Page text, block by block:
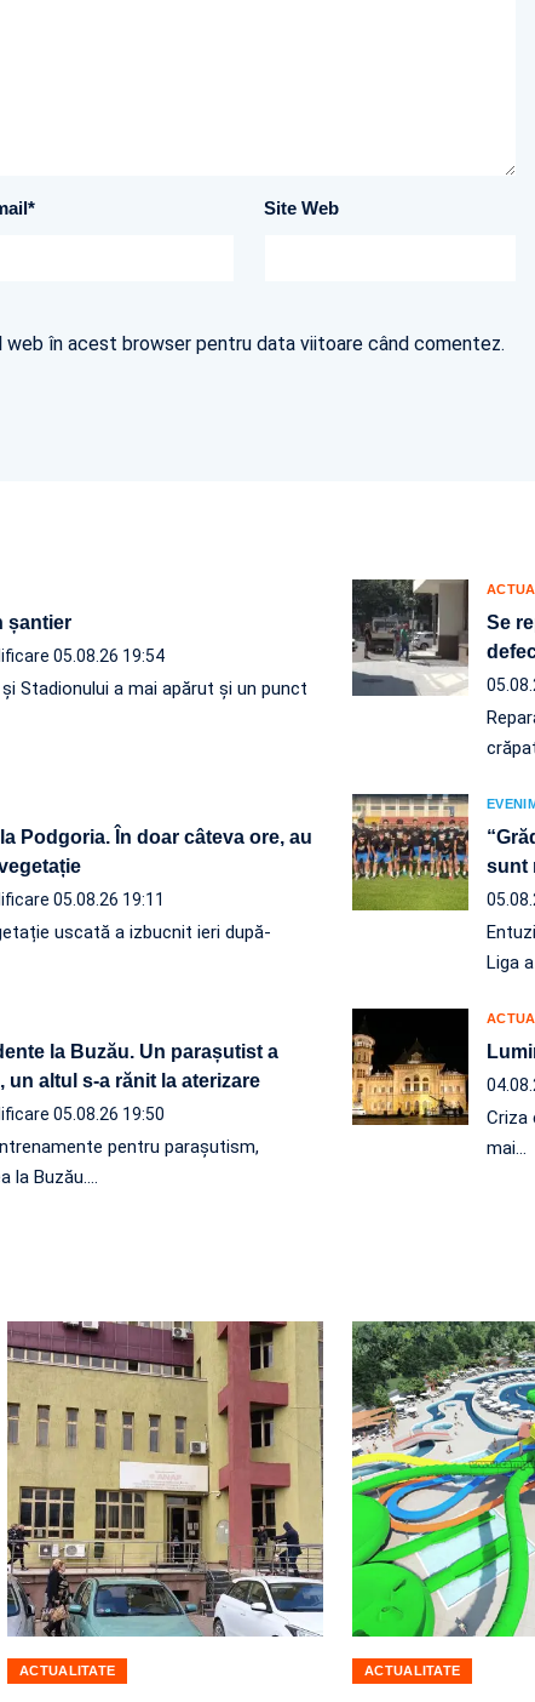
* Site Web
în acest browser pentru data viitoare când comentez.
șantier
05.08.26 19:54
Stadionului a mai apărut și un punct
Se
Podgoria. În doar câteva ore, au
05.08.26 19:11
uscată a izbucnit ieri după-
Liga
la Buzău. Un parașutist a
un altul s-a rănit la aterizare
05.08.26 19:50
pentru parașutism,
la Buzău.…
Criza
mai…
ACTUALITATE ACTUALITATE